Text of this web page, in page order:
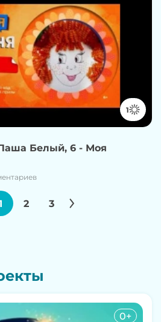
1
Белый, 6 - Моя
2 3
0+